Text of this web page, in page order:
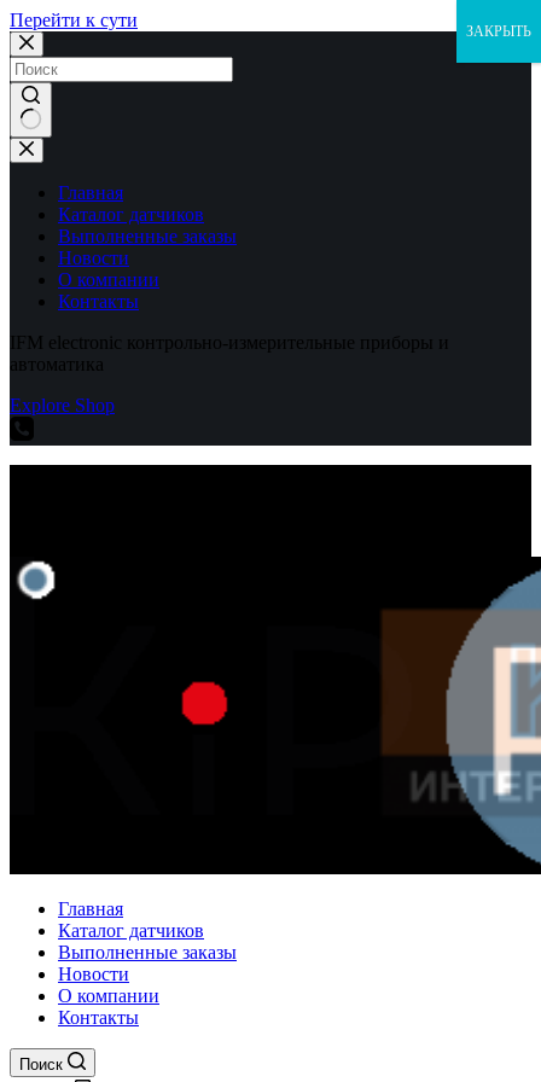
Перейти к сути
Ничего
не
найденоГлавная
Каталог датчиков
Выполненные заказы
Новости
О компании
Контакты
IFM electronic контрольно-измерительные приборы и
автоматика
Explore Shop
Главная
Каталог датчиков
Выполненные заказы
Новости
О компании
Контакты
Поиск
ЗАКРЫТЬ